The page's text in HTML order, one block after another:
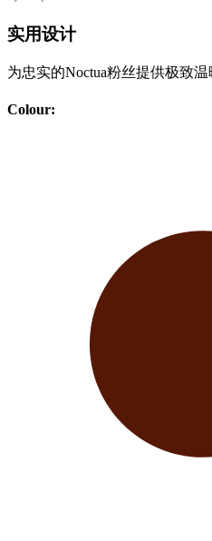
实用设计
为忠实的Noctua粉丝提供极致
Colour: